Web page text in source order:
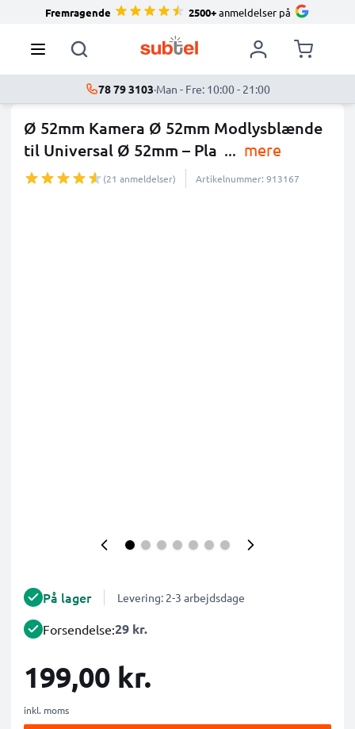
Fremragende 2500+anmeldelser på
78 79 3103·Man - Fre: 10:00 - 21:00
Ø 52mm Kamera Ø 52mm Modlysblænde
til Universal Ø 52mm – Pla ... mere
(21 anmeldelser) Artikelnummer: 913167
På lager Levering: 2-3 arbejdsdage
Forsendelse:29 kr.
199,00 kr.
inkl. moms